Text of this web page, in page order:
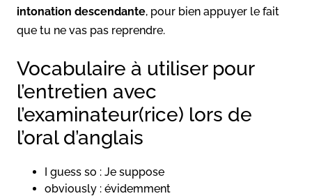
intonation descendante, pour bien appuyer le fait
que tu ne vas pas reprendre.
Vocabulaire à utiliser pour
l’entretien avec
l’examinateur(rice) lors de
l’oral d’anglais
I guess so : Je suppose
obviously : évidemment